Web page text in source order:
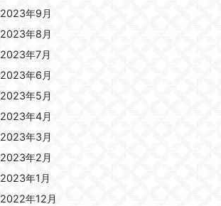
2023年9月
2023年8月
2023年7月
2023年6月
2023年5月
2023年4月
2023年3月
2023年2月
2023年1月
2022年12月